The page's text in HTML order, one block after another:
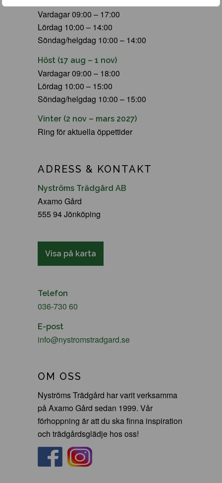
Vardagar 09:00 – 17:00
Lördag 10:00 – 14:00
Söndag/helgdag 10:00 – 14:00
Höst (17 aug – 1 nov)
Vardagar 09:00 – 18:00
Lördag 10:00 – 15:00
Söndag/helgdag 10:00 – 15:00
Vinter (2 nov – mars 2027)
Ring för aktuella öppettider
ADRESS & KONTAKT
Nyströms Trädgård AB
Axamo Gård
555 94 Jönköping
Visa på karta
Telefon
036-730 60
E-post
info@nystromstradgard.se
OM OSS
Nyströms Trädgård har varit verksamma
på Axamo Gård sedan 1999. Vår
förhoppning är att du ska finna inspiration
och trädgårdsglädje hos oss!